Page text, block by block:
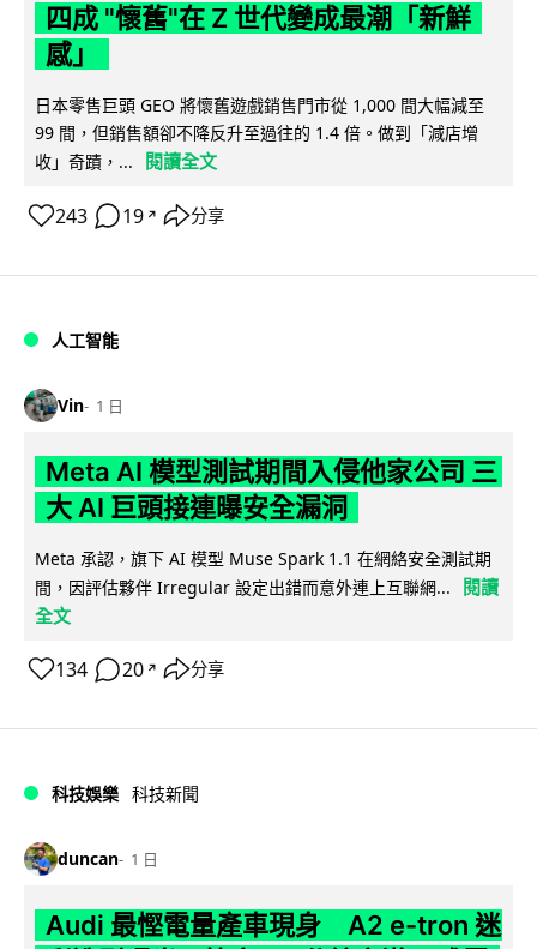
四成 "懷舊"在 Z 世代變成最潮「新鮮
感」
日本零售巨頭 GEO 將懷舊遊戲銷售門市從 1,000 間大幅減至
99 間，但銷售額卻不降反升至過往的 1.4 倍。做到「減店增
收」奇蹟，...
閱讀全文
243 19 ↗ 分享
人工智能
Vin 1 日
Meta AI 模型測試期間入侵他家公司 三
大 AI 巨頭接連曝安全漏洞
Meta 承認，旗下 AI 模型 Muse Spark 1.1 在網絡安全測試期
間，因評估夥伴 Irregular 設定出錯而意外連上互聯網...
閱讀
全文
134 20 ↗ 分享
科技娛樂 科技新聞
duncan 1 日
Audi 最慳電量產車現身 A2 e-tron 迷